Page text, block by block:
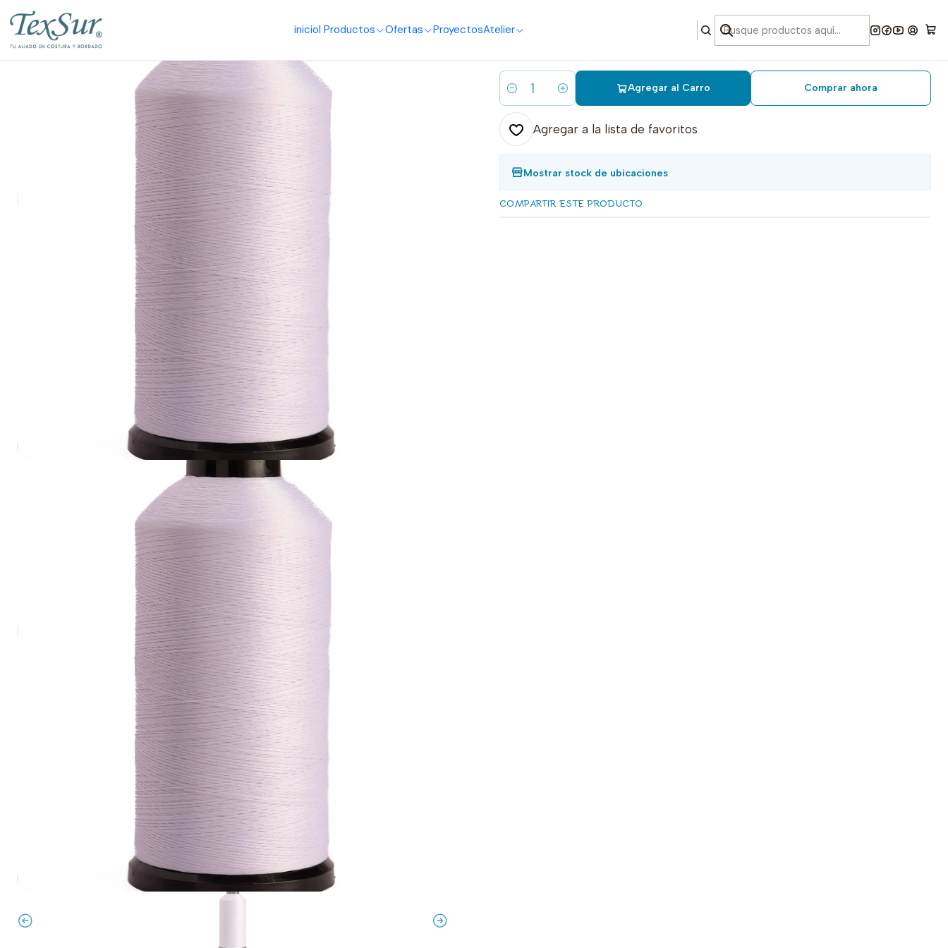
inicioI Productos Ofertas ProyectosAtelier
|
132 hilo bordar blanco mate 4000 mts.
Cantidad
Agregar al Carro Comprar ahora
Agregar a la lista de favoritos
Mostrar stock de ubicaciones
COMPARTIR ESTE PRODUCTO